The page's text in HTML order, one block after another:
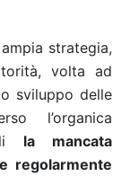
strategia,
volta ad
sviluppo delle
l’organica
la mancata
regolarmente